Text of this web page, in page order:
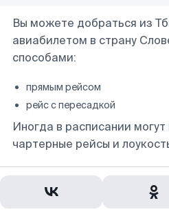
Вы можете добраться из
авиабилетом в страну
способами:
прямым рейсом
рейс с пересадкой
Иногда в расписании могут
чартерные рейсы и